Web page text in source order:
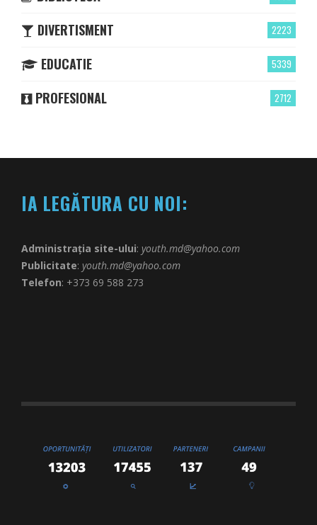
2223
DIVERTISMENT
5339
EDUCATIE
2712
PROFESIONAL
IA LEGĂTURA CU NOI:
Administrația site-ului: youth.md@yahoo.com
Publicitate: youth.md@yahoo.com
Telefon: +373 69 588 273